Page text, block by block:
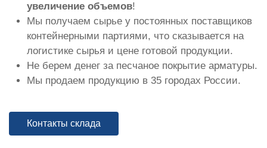
увеличение объемов!
Мы получаем сырье у постоянных поставщиков
контейнерными партиями, что сказывается на
логистике сырья и цене готовой продукции.
Не берем денег за песчаное покрытие арматуры.
Мы продаем продукцию в 35 городах России.
Контакты склада